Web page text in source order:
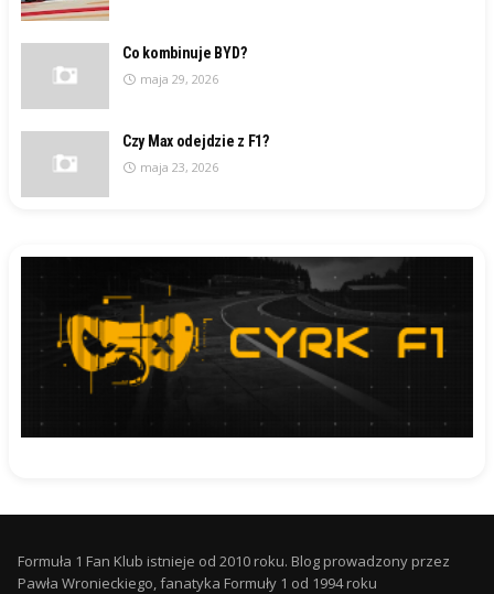
Co kombinuje BYD?
maja 29, 2026
Czy Max odejdzie z F1?
maja 23, 2026
Formuła 1 Fan Klub istnieje od 2010 roku. Blog prowadzony przez
Pawła Wronieckiego, fanatyka Formuły 1 od 1994 roku